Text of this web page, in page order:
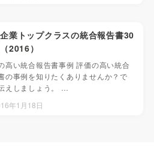
業トップクラスの統合報告書30
2016）
高い統合報告書事例 評価の高い統合
の事例を知りたくありませんか？で
えしましょう。 …
年1月18日